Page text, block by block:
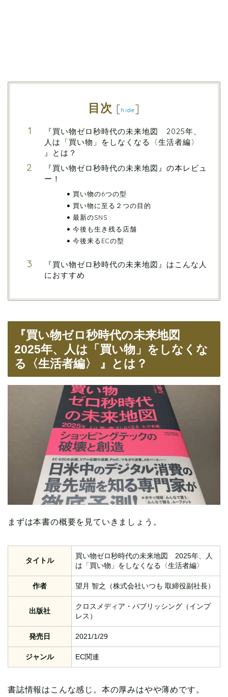
目次 [hide]
『買い物ゼロ秒時代の未来地図 2025年、
人は「買い物」をしなくなる〈生活者編〉
』とは？
『買い物ゼロ秒時代の未来地図』の本レビュ
ー！
買い物の6つの型
買い物に至る２つの目的
最新のSNS
今後も生き残る店舗
今後来るECの型
『買い物ゼロ秒時代の未来地図』はこんな人
におすすめ
『買い物ゼロ秒時代の未来地図
2025年、人は「買い物」をしなくな
る〈生活者編〉 』とは？
まずは本書の概要を見ていきましょう。
タイトル
買い物ゼロ秒時代の未来地図 2025年、人
は「買い物」をしなくなる〈生活者編〉
作者 望月 智之（株式会社いつも 取締役副社長）
出版社
クロスメディア・パブリッシング（インプ
レス）
発売日 2021/1/29
ジャンル EC関連
書誌情報はこんな感じ。本の厚みはやや薄めです。